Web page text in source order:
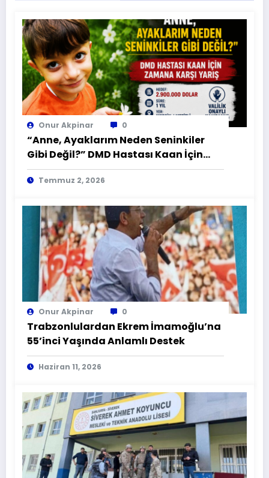
Onur Akpinar 0
“Anne, Ayaklarım Neden Seninkiler
Gibi Değil?” DMD Hastası Kaan İçin
Zamana Karşı Yarış
Temmuz 2, 2026
Onur Akpinar 0
Trabzonlulardan Ekrem İmamoğlu’na
55’inci Yaşında Anlamlı Destek
Haziran 11, 2026